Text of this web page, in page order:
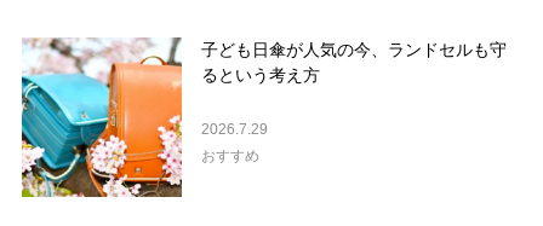
子ども日傘が人気の今、ランドセルも守
るという考え方
2026.7.29
おすすめ